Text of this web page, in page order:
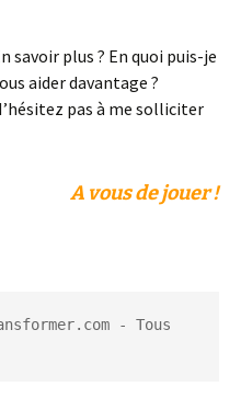
savoir plus ? En quoi puis-je
aider davantage ?
pas à me solliciter
A vous de jouer !
- Tous